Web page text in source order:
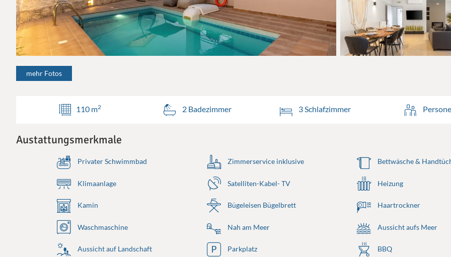
mehr Fotos
110 m2 2 Badezimmer 3 Schlafzimmer
Austattungsmerkmale
Privater Schwimmbad Zimmerservice inklusive Bettwäsche &
Klimaanlage Satelliten-Kabel- TV Heizung
Kamin Bügeleisen Bügelbrett Haartrockner
Waschmaschine Nah am Meer Aussicht aufs Meer
Aussicht auf Landschaft Parkplatz BBQ